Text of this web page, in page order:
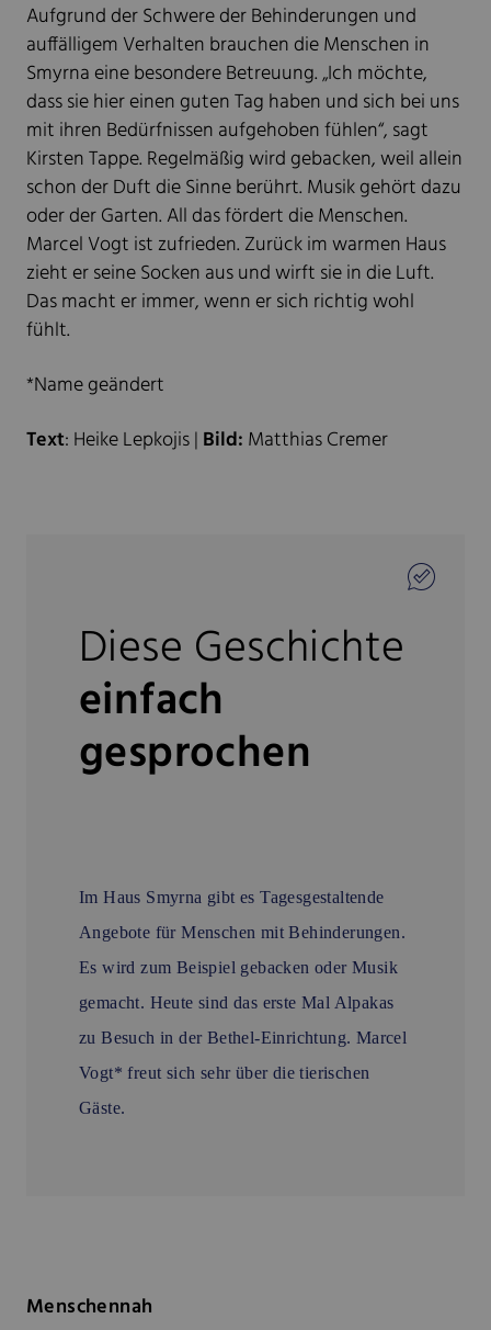
Aufgrund der Schwere der Behinderungen und
auffälligem Verhalten brauchen die Menschen in
Smyrna eine besondere Betreuung. „Ich möchte,
dass sie hier einen guten Tag haben und sich bei uns
mit ihren Bedürfnissen aufgehoben fühlen“, sagt
Kirsten Tappe. Regelmäßig wird gebacken, weil allein
schon der Duft die Sinne berührt. Musik gehört dazu
oder der Garten. All das fördert die Menschen.
Marcel Vogt ist zufrieden. Zurück im warmen Haus
zieht er seine Socken aus und wirft sie in die Luft.
Das macht er immer, wenn er sich richtig wohl
fühlt.
*Name geändert
Text: Heike Lepkojis | Bild: Matthias Cremer
Diese Geschichte
einfach
gesprochen
Im Haus Smyrna gibt es Tagesgestaltende
Angebote für Menschen mit Behinderungen.
Es wird zum Beispiel gebacken oder Musik
gemacht. Heute sind das erste Mal Alpakas
zu Besuch in der Bethel-Einrichtung. Marcel
Vogt* freut sich sehr über die tierischen
Gäste.
Menschennah